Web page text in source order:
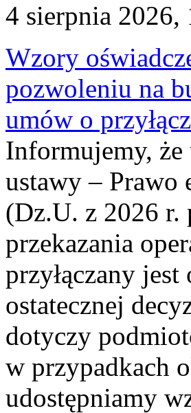
4 sierpnia 2026,
Wzory
pozwoleniu na
umów o
Informujemy, że
ustawy – Prawo
(Dz.U. z 2026 r.
przekazania
przyłączany
ostatecznej
dotyczy
w przypadkach
udostępniamy